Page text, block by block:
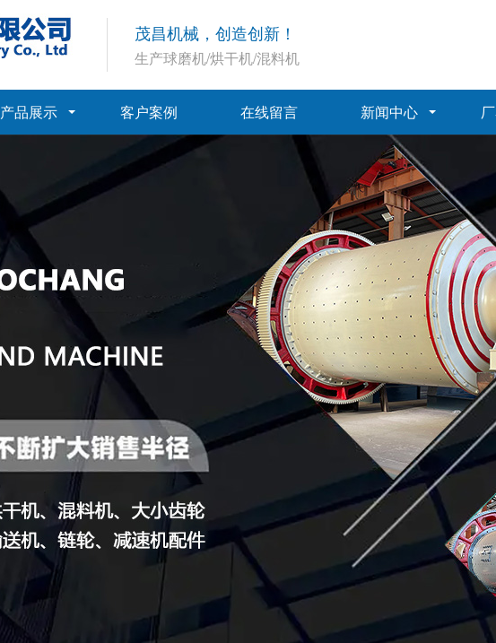
茂昌机械，创造创新！
生产球磨机/烘干机/混料机
产品展示 客户案例 在线留言 新闻中心